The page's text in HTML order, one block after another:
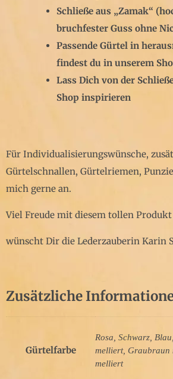
Schließe aus „Zamak“
bruchfester Guss ohne
Passende Gürtel in
findest du in unserem
Lass Dich von der
Shop inspirieren
Für Individualisierungswünsche,
Gürtelschnallen, Gürtelriemen,
mich gerne an.
Viel Freude mit diesem tollen Produkt
wünscht Dir die Lederzauberin Karin
Zusätzliche
Gürtelfarbe
Rosa, Schwarz,
melliert, Graubraun
melliert